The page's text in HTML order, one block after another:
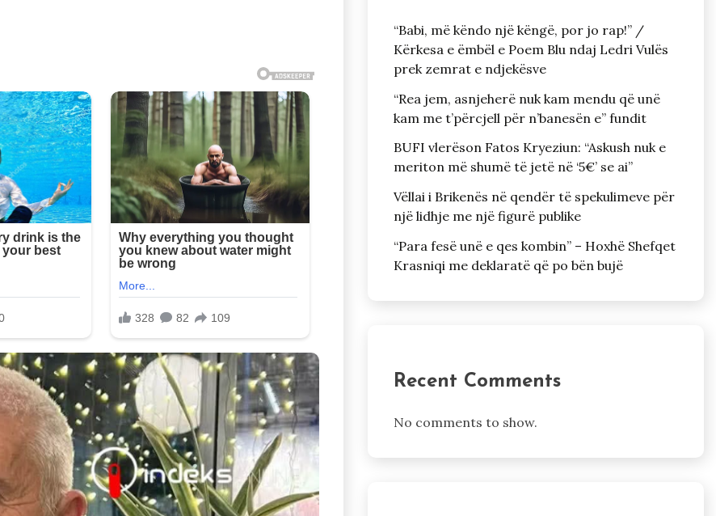
“Babi, më këndo një këngë, por jo rap!” /
Kërkesa e ëmbël e Poem Blu ndaj Ledri Vulës
prek zemrat e ndjekësve
“Rea jem, asnjeherë nuk kam mendu që unë
kam me t’përcjell për n’banesën e” fundit
BUFI vlerëson Fatos Kryeziun: “Askush nuk e
meriton më shumë të jetë në ‘5€’ se ai”
Vëllai i Brikenës në qendër të spekulimeve për
një lidhje me një figurë publike
“Para fesë unë e qes kombin” – Hoxhë Shefqet
Krasniqi me deklaratë që po bën bujë
Recent Comments
No comments to show.